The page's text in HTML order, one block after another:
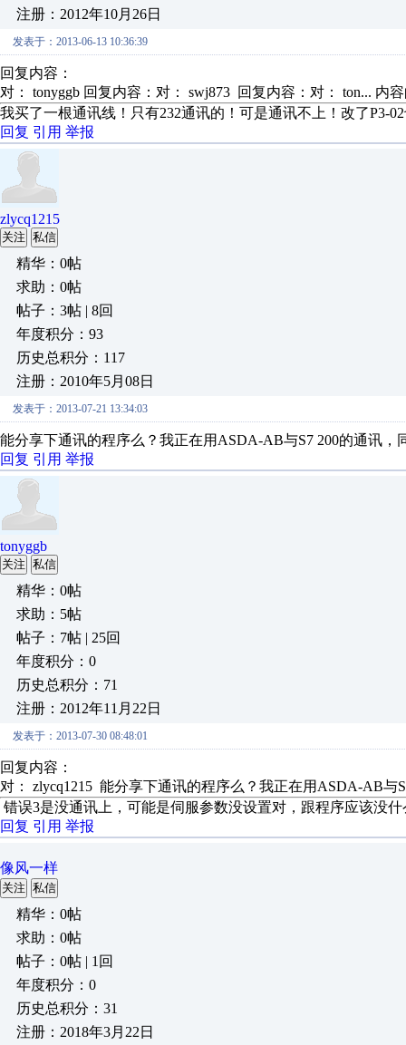
注册：2012年10月26日
发表于：2013-06-13 10:36:39
回复内容：
对： tonyggb 回复内容：对： swj873 回复内容：对： ton... 内
我买了一根通讯线！只有232通讯的！可是通讯不上！改了P3-
回复 引用 举报
zlycq1215
关注 私信
精华：0帖
求助：0帖
帖子：3帖 | 8回
年度积分：93
历史总积分：117
注册：2010年5月08日
发表于：2013-07-21 13:34:03
能分享下通讯的程序么？我正在用ASDA-AB与S7 200的通讯，
回复 引用 举报
tonyggb
关注 私信
精华：0帖
求助：5帖
帖子：7帖 | 25回
年度积分：0
历史总积分：71
注册：2012年11月22日
发表于：2013-07-30 08:48:01
回复内容：
对： zlycq1215 能分享下通讯的程序么？我正在用ASDA-AB与
错误3是没通讯上，可能是伺服参数没设置对，跟程序应该没什
回复 引用 举报
像风一样
关注 私信
精华：0帖
求助：0帖
帖子：0帖 | 1回
年度积分：0
历史总积分：31
注册：2018年3月22日